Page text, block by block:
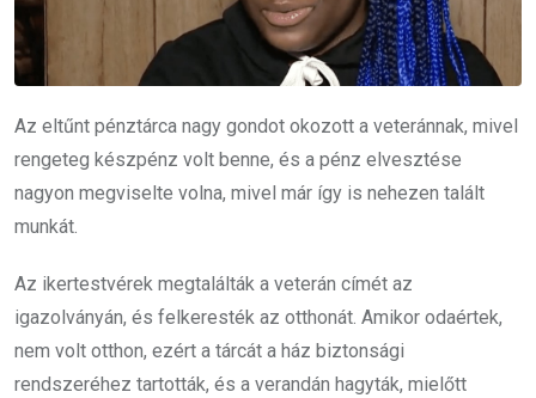
Az eltűnt pénztárca nagy gondot okozott a veteránnak, mivel
rengeteg készpénz volt benne, és a pénz elvesztése
nagyon megviselte volna, mivel már így is nehezen talált
munkát.
Az ikertestvérek megtalálták a veterán címét az
igazolványán, és felkeresték az otthonát. Amikor odaértek,
nem volt otthon, ezért a tárcát a ház biztonsági
rendszeréhez tartották, és a verandán hagyták, mielőtt